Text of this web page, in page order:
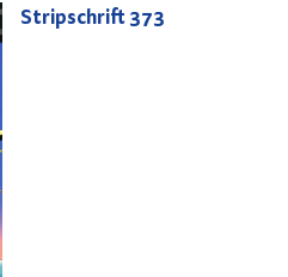
Stripschrift373